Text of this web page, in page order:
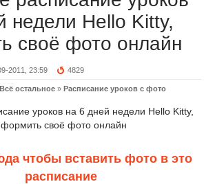
недели Hello Kitty,
своё фото онлайн
2011, 23:59 4829
Всё остальное » Расписание уроков с фото
уроков на 6 дней недели Hello Kitty,
своё фото онлайн
чтобы вставить фото в это
расписание